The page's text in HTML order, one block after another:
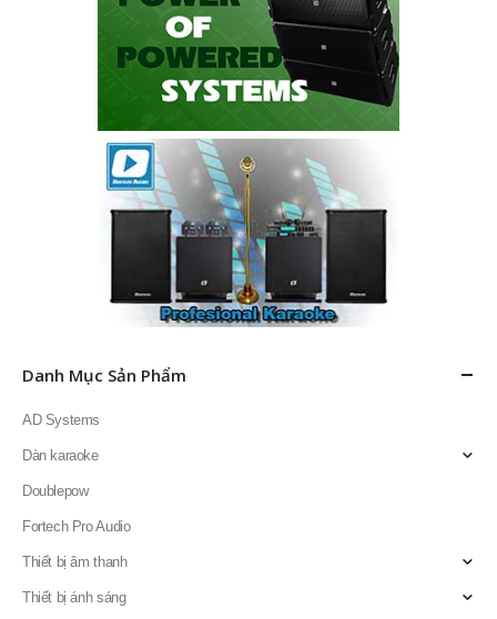
Danh Mục Sản Phẩm
AD Systems
Dàn karaoke
Doublepow
Fortech Pro Audio
Thiết bị âm thanh
Thiết bị ánh sáng